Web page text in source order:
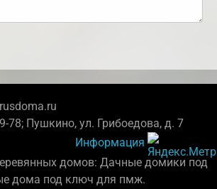
78; Пушкино, ул. Грибоедова, д. 7
Информация
домов: Дачные домики под
дома под ключ для пмж.